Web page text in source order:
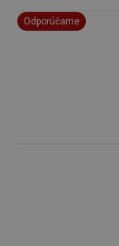
Odporúčame